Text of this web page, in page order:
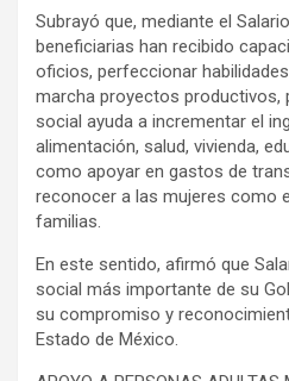
Subrayó que, mediante el
beneficiarias han recibido
oficios, perfeccionar
marcha proyectos productivos,
social ayuda a incrementar el
alimentación, salud, vivienda,
como apoyar en gastos de
reconocer a las mujeres como
familias.
En este sentido, afirmó que
social más importante de su
su compromiso y
Estado de México.